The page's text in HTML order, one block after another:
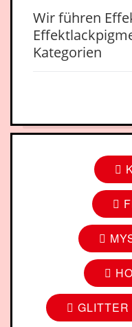
Wir führen
Kategorien
GLITTER